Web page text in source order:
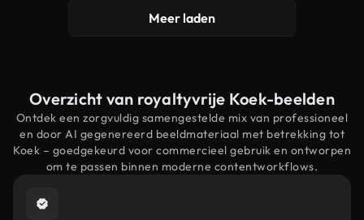
Meer laden
Overzicht van royaltyvrije Koek-beelden
Ontdek een zorgvuldig samengestelde mix van professioneel
en door AI gegenereerd beeldmateriaal met betrekking tot
Koek – goedgekeurd voor commercieel gebruik en ontworpen
om te passen binnen moderne contentworkflows.